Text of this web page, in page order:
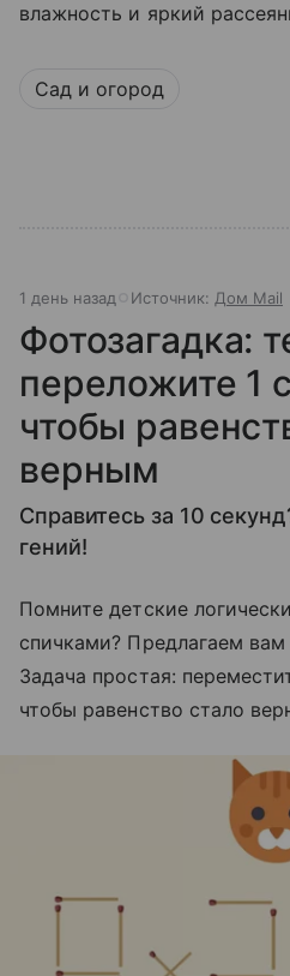
влажность и яркий
Сад и огород
1 день назад Источник: Дом Mail
Фотозагадка:
переложите 1
чтобы
верным
Справитесь за 10
гений!
Помните детские
спичками? Предлагаем
Задача простая:
чтобы равенство стало